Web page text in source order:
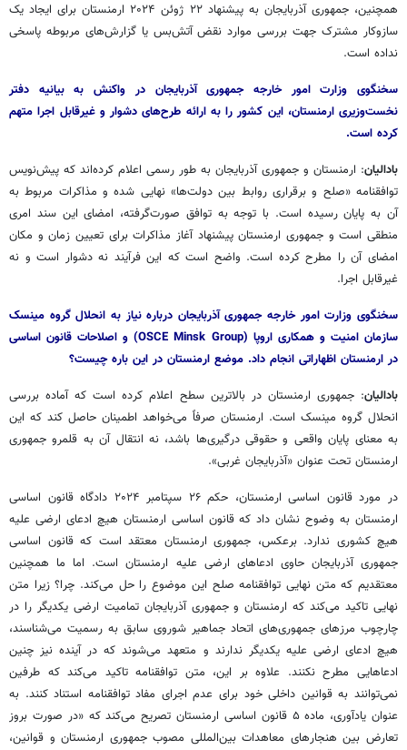
همچنین، جمهوری آذربایجان به پیشنهاد ۲۲ ژوئن ۲۰۲۴ ارمنستان برای ایجاد یک
سازوکار مشترک جهت بررسی موارد نقض آتش‌بس یا گزارش‌های مربوطه پاسخی
نداده است.
سخنگوی وزارت امور خارجه جمهوری آذربایجان در واکنش به بیانیه دفتر
نخست‌وزیری ارمنستان، این کشور را به ارائه طرح‌های دشوار و غیرقابل اجرا متهم
کرده است.
بادالیان: ارمنستان و جمهوری آذربایجان به طور رسمی اعلام کرده‌اند که پیش‌نویس
توافقنامه «صلح و برقراری روابط بین دولت‌ها» نهایی شده و مذاکرات مربوط به
آن به پایان رسیده است. با توجه به توافق صورت‌گرفته، امضای این سند امری
منطقی است و جمهوری ارمنستان پیشنهاد آغاز مذاکرات برای تعیین زمان و مکان
امضای آن را مطرح کرده است. واضح است که این فرآیند نه دشوار است و نه
غیرقابل اجرا.
سخنگوی وزارت امور خارجه جمهوری آذربایجان درباره نیاز به انحلال گروه مینسک
سازمان امنیت و همکاری اروپا (OSCE Minsk Group) و اصلاحات قانون اساسی
در ارمنستان اظهاراتی انجام داد. موضع ارمنستان در این باره چیست؟
بادالیان: جمهوری ارمنستان در بالاترین سطح اعلام کرده است که آماده بررسی
انحلال گروه مینسک است. ارمنستان صرفاً می‌خواهد اطمینان حاصل کند که این
به معنای پایان واقعی و حقوقی درگیری‌ها باشد، نه انتقال آن به قلمرو جمهوری
ارمنستان تحت عنوان «آذربایجان غربی».
در مورد قانون اساسی ارمنستان، حکم ۲۶ سپتامبر ۲۰۲۴ دادگاه قانون اساسی
ارمنستان به وضوح نشان داد که قانون اساسی ارمنستان هیچ ادعای ارضی علیه
هیچ کشوری ندارد. برعکس، جمهوری ارمنستان معتقد است که قانون اساسی
جمهوری آذربایجان حاوی ادعاهای ارضی علیه ارمنستان است. اما ما همچنین
معتقدیم که متن نهایی توافقنامه صلح این موضوع را حل می‌کند. چرا؟ زیرا متن
نهایی تاکید می‌کند که ارمنستان و جمهوری آذربایجان تمامیت ارضی یکدیگر را در
چارچوب مرزهای جمهوری‌های اتحاد جماهیر شوروی سابق به رسمیت می‌شناسند،
هیچ ادعای ارضی علیه یکدیگر ندارند و متعهد می‌شوند که در آینده نیز چنین
ادعاهایی مطرح نکنند. علاوه بر این، متن توافقنامه تاکید می‌کند که طرفین
نمی‌توانند به قوانین داخلی خود برای عدم اجرای مفاد توافقنامه استناد کنند. به
عنوان یادآوری، ماده ۵ قانون اساسی ارمنستان تصریح می‌کند که «در صورت بروز
تعارض بین هنجارهای معاهدات بین‌المللی مصوب جمهوری ارمنستان و قوانین،